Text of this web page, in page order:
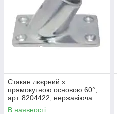
Стакан лєєрний з
прямокутною основою 60°,
арт. 8204422, нержавіюча
сталь А4, 22мм
В наявності